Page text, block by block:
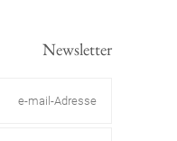
Newsletter